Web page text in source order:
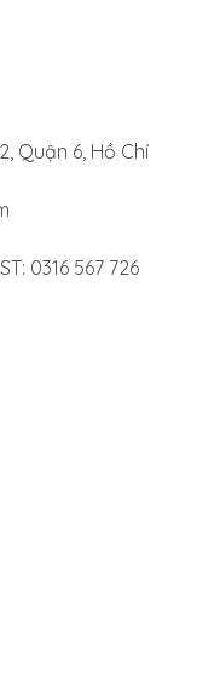
Quận 6, Hồ Chí
0316 567 726